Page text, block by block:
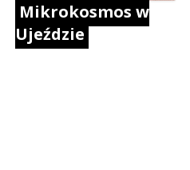
Mikrokosmos w
Ujeździe